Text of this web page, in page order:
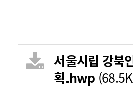
서울시립 강북
획.hwp